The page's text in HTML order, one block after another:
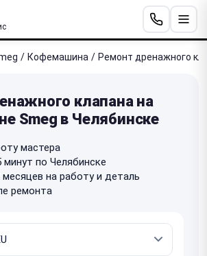
/ Кофемашина / Ремонт дренажного
клапана на
Smeg в Челябинске
мастера
по Челябинске
месяцев на работу и деталь
ремонта